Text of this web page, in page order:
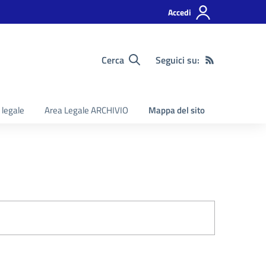
Accedi
Cerca Seguici su:
Area Legale ARCHIVIO Mappa del sito